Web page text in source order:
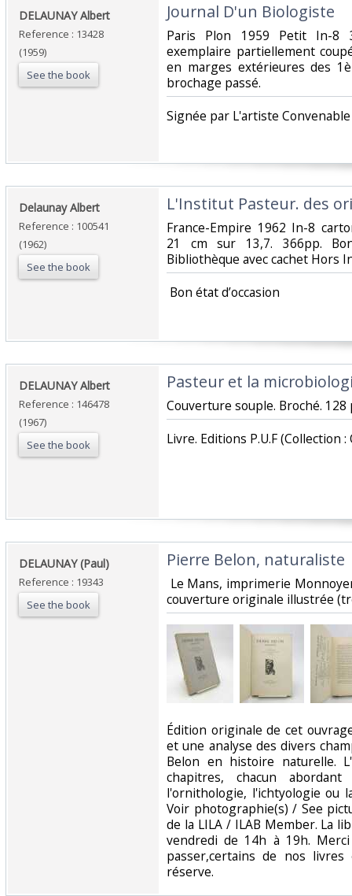
‎DELAUNAY Albert‎
Reference : 13428
(1959)
See the book
‎Journal D'un Biologiste‎
‎Paris Plon 1959 Petit In-8
exemplaire partiellement
en marges extérieures des
brochage passé.‎
‎Signée par L'artiste
‎Delaunay Albert‎
Reference : 100541
(1962)
See the book
‎L'Institut Pasteur. des
‎France-Empire 1962 In-8
21 cm sur 13,7. 366pp.
Bibliothèque avec cachet Hors
‎ Bon état d’occasion ‎
‎DELAUNAY Albert ‎
Reference : 146478
(1967)
See the book
‎Pasteur et la
‎Couverture souple. Broché. 128
‎Livre. Editions P.U.F (Collection
‎DELAUNAY (Paul)‎
Reference : 19343
See the book
‎Pierre Belon, naturaliste‎
Le Mans, imprimerie
couverture originale illustrée
‎Édition originale de cet
et une analyse des divers
Belon en histoire naturelle.
chapitres, chacun
l'ornithologie, l'ichtyologie ou
Voir photographie(s) / See
de la LILA / ILAB Member. La
vendredi de 14h à 19h.
passer,certains de nos
réserve. ‎